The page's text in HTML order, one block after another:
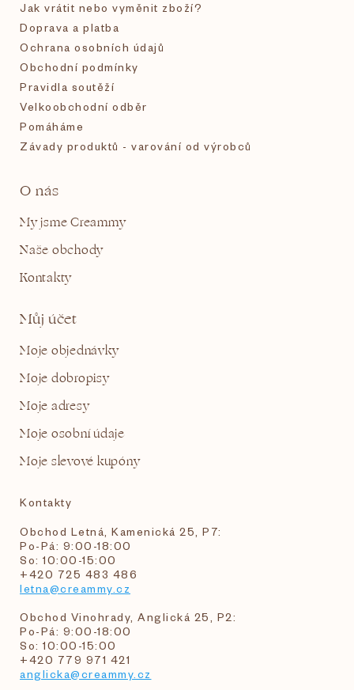
Jak vrátit nebo vyměnit zboží?
Doprava a platba
Ochrana osobních údajů
Obchodní podmínky
Pravidla soutěží
Velkoobchodní odběr
Pomáháme
Závady produktů - varování od výrobců
O nás
My jsme Creammy
Naše obchody
Kontakty
Můj účet
Moje objednávky
Moje dobropisy
Moje adresy
Moje osobní údaje
Moje slevové kupóny
Kontakty
Obchod Letná, Kamenická 25, P7:
Po-Pá: 9:00-18:00
So: 10:00-15:00
+420 725 483 486
letna@creammy.cz
Obchod Vinohrady, Anglická 25, P2:
Po-Pá: 9:00-18:00
So: 10:00-15:00
+420 779 971 421
anglicka@creammy.cz